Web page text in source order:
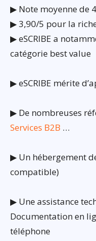
▶ Note moyenne de
▶ 3,90/5 pour la
▶ eSCRIBE a
catégorie best value
▶ eSCRIBE mérite
▶ De nombreuses
Services B2B …
▶ Un hébergement
compatible)
▶ Une assistance
Documentation en
téléphone